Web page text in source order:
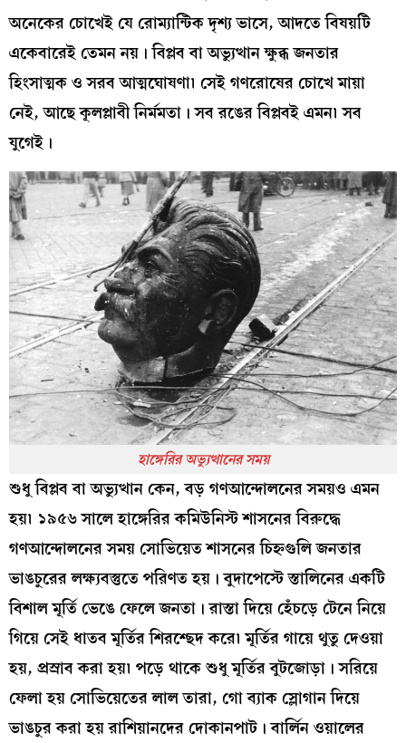
অনেকের চোখেই যে রোম্যান্টিক দৃশ্য ভাসে, আদতে বিষয়টি
একেবারেই তেমন নয়। বিপ্লব বা অভ্যুত্থান ক্ষুব্ধ জনতার
হিংসাত্মক ও সরব আত্মঘোষণা৷ সেই গণরোষের চোখে মায়া
নেই, আছে কূলপ্লাবী নির্মমতা। সব রঙের বিপ্লবই এমন৷ সব
যুগেই।
হাঙ্গেরির অভ্যুত্থানের সময়
শুধু বিপ্লব বা অভ্যুত্থান কেন, বড় গণআন্দোলনের সময়ও এমন
হয়৷ ১৯৫৬ সালে হাঙ্গেরির কমিউনিস্ট শাসনের বিরুদ্ধে
গণআন্দোলনের সময় সোভিয়েত শাসনের চিহ্নগুলি জনতার
ভাঙচুরের লক্ষ্যবস্তুতে পরিণত হয়। বুদাপেস্টে স্তালিনের একটি
বিশাল মূর্তি ভেঙে ফেলে জনতা। রাস্তা দিয়ে হেঁচড়ে টেনে নিয়ে
গিয়ে সেই ধাতব মূর্তির শিরশ্ছেদ করে৷ মূর্তির গায়ে থুতু দেওয়া
হয়, প্রস্রাব করা হয়৷ পড়ে থাকে শুধু মূর্তির বুটজোড়া। সরিয়ে
ফেলা হয় সোভিয়েতের লাল তারা, গো ব্যাক স্লোগান দিয়ে
ভাঙচুর করা হয় রাশিয়ানদের দোকানপাট। বার্লিন ওয়ালের